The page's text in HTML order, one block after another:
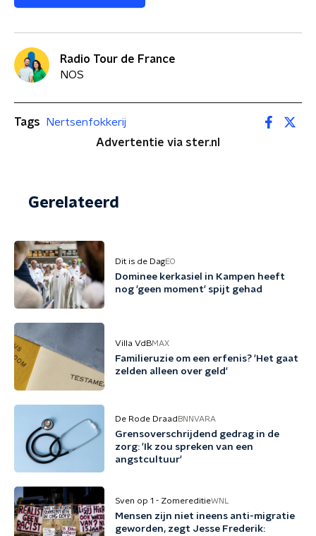
Radio Tour de France
NOS
Tags
Nertsenfokkerij
Advertentie via ster.nl
Gerelateerd
Dit is de DagEO
Dominee kerkasiel in Kampen heeft
nog 'geen moment' spijt gehad
Villa VdBMAX
Familieruzie om een erfenis? 'Het gaat
zelden alleen over geld'
De Rode Draad BNNVARA
Grensoverschrijdend gedrag in de
zorg: 'Ik zou spreken van een
angstcultuur'
Sven op 1 - ZomereditieWNL
Mensen zijn niet ineens anti-migratie
geworden, zegt Jesse Frederik: